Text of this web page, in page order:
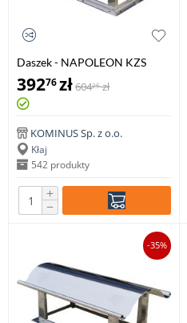
Daszek - NAPOLEON KZS
140x270mm
39276zł60425 zł
KOMINUS Sp. z o.o.
Kłaj
542 produkty
+
−
-35%